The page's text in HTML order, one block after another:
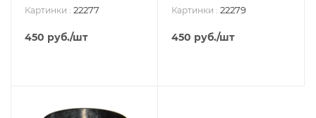
Картинки : 22277
450 руб./шт
Картинки : 22279
450 руб./шт